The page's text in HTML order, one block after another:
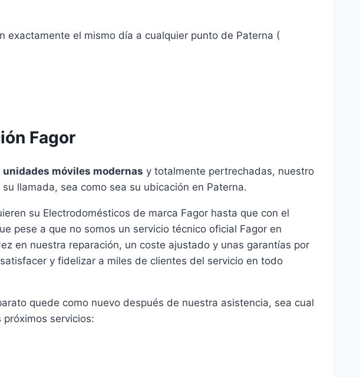
exactamente el mismo día a cualquier punto de Paterna (
Fagor
unidades móviles modernas y totalmente pertrechadas, nuestro
llamada, sea como sea su ubicación en Paterna.
su Electrodomésticos de marca Fagor hasta que con el
pese a que no somos un servicio técnico oficial Fagor en
en nuestra reparación, un coste ajustado y unas garantías por
y fidelizar a miles de clientes del servicio en todo
quede como nuevo después de nuestra asistencia, sea cual
servicios: